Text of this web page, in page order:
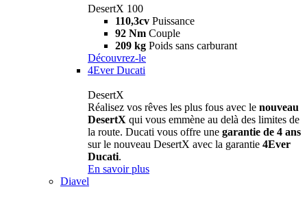
DesertX 100
110,3cv Puissance
92 Nm Couple
209 kg Poids sans carburant
Découvrez-le
4Ever Ducati
DesertX
Réalisez vos rêves les plus fous avec le nouveau
DesertX qui vous emmène au delà des limites de
la route. Ducati vous offre une garantie de 4 ans
sur le nouveau DesertX avec la garantie 4Ever
Ducati.
En savoir plus
Diavel